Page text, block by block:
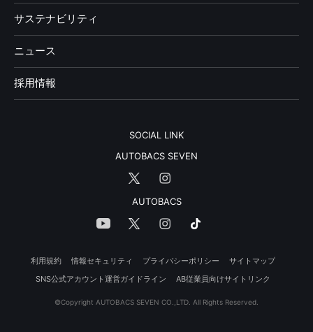
サステナビリティ
ニュース
採用情報
SOCIAL LINK
AUTOBACS SEVEN
AUTOBACS
利用規約 情報セキュリティ プライバシーポリシー
サイトマップ
SNS公式アカウント運営ガイドライン
AB従業員向けサイトリンク
©Copyright AUTOBACS SEVEN CO.,LTD. All Rights Reserved.